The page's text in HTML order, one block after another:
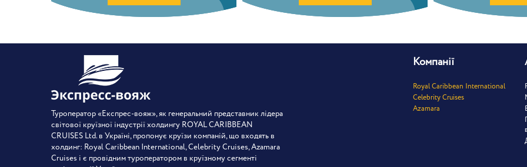
Туроператор «Експрес-вояж», як генеральний представник лідера
світової круїзної індустрії холдингу ROYAL CARIBBEAN
CRUISES Ltd. в Україні, пропонує круїзи компаній, що входять в
холдинг: Royal Caribbean International, Celebrity Cruises, Azamara
Cruises і є провідним туроператором в круїзному сегменті
Компанії
Royal Caribbean International
Celebrity Cruises
Azamara